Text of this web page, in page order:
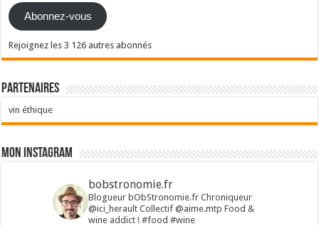
Abonnez-vous
Rejoignez les 3 126 autres abonnés
Partenaires
vin éthique
Mon Instagram
bobstronomie.fr
Blogueur bObStronomie.fr Chroniqueur
@ici_heraultCollectif @aime.mtp Food &
wine addict !#food #wine